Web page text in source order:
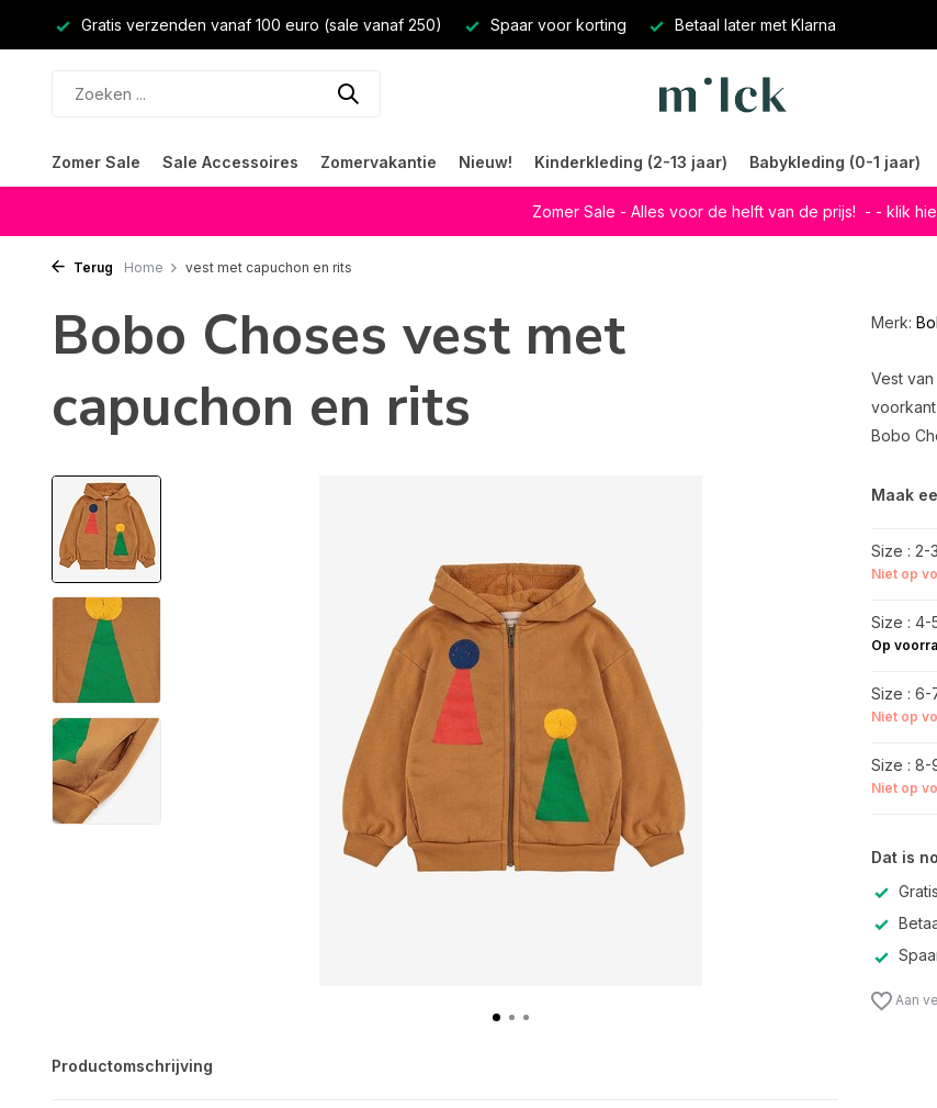
Gratis verzenden vanaf 100 euro (sale vanaf 250) Spaar voor korting Betaal later met Klarna
Zomer Sale Sale Accessoires Zomervakantie Nieuw! Kinderkleding (2-13 jaar) Babykleding (0-1 jaar)
Zomer Sale - Alles voor de helft van de prijs! - - klik
Terug Home vest met capuchon en rits
Bobo Choses vest met
capuchon en rits
Productomschrijving
Merk:
Vest
Bobo
Maak
Size : 2-
Niet op
Size : 4-
Op
Size : 6-
Niet op
Size : 8-
Niet op
Dat is
Aan